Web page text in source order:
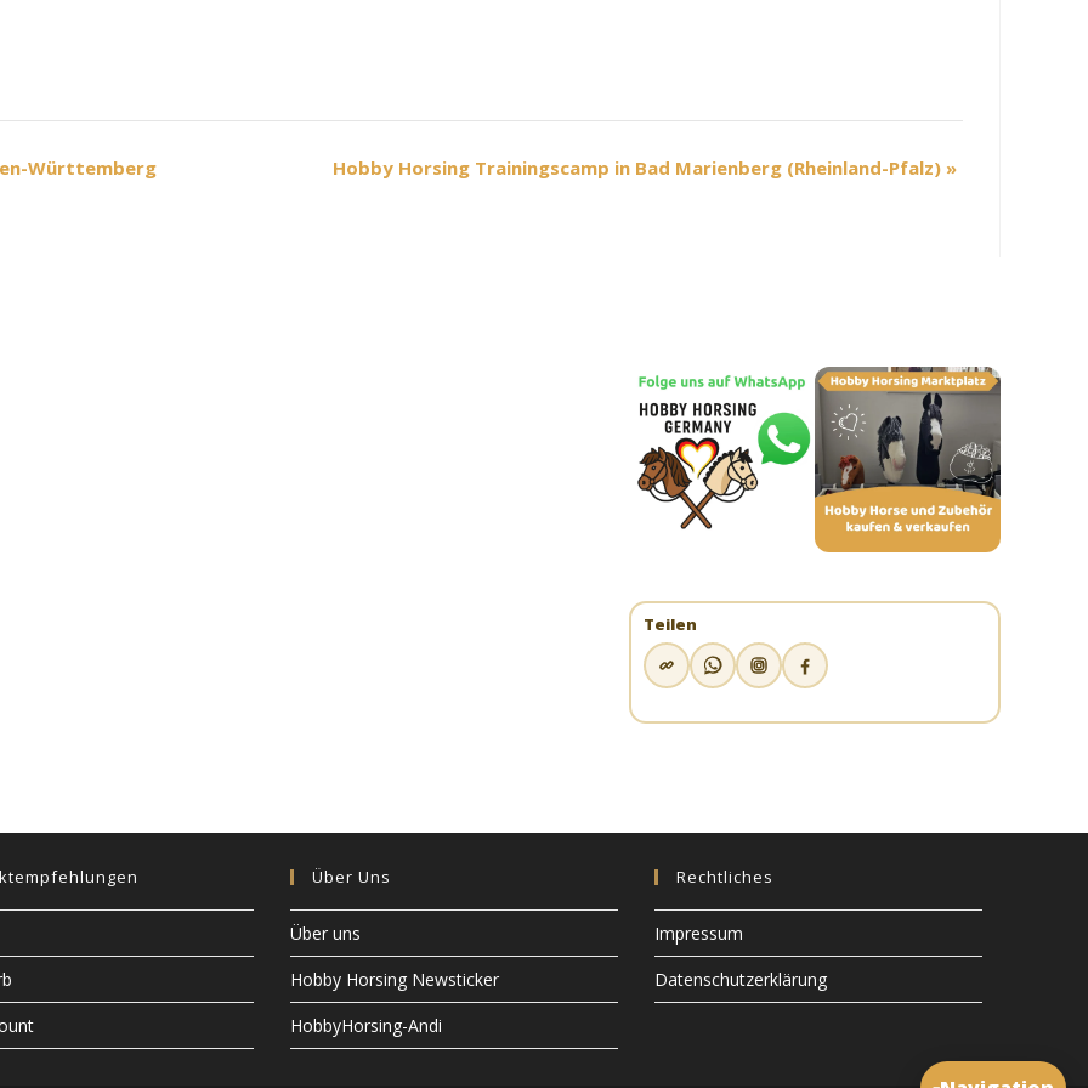
Württemberg Hobby Horsing Trainingscamp in Bad Marienberg (Rheinland-Pfalz) »
Teilen
Über Uns
Über uns
Hobby Horsing Newsticker
HobbyHorsing-Andi
Rechtliches
Impressum
Datenschutzerklärung